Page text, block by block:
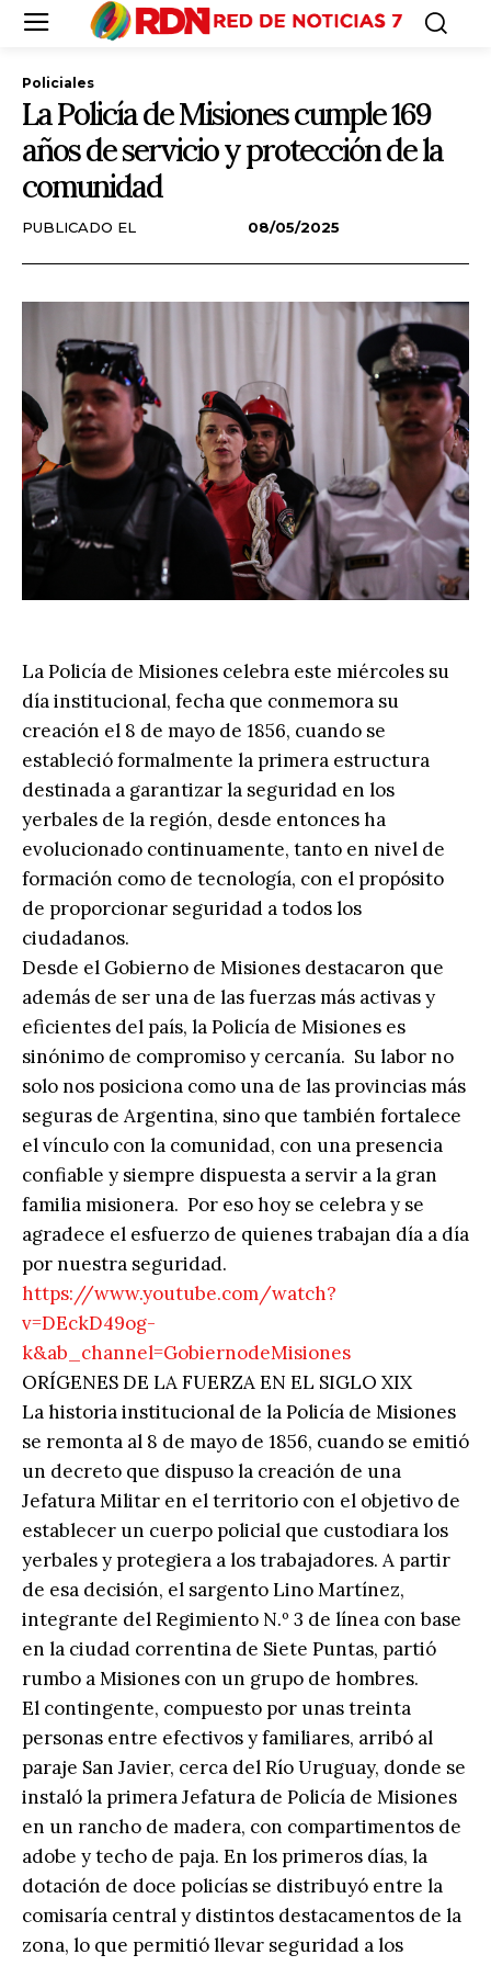
Policiales
La Policía de Misiones cumple 169
años de servicio y protección de la
comunidad
PUBLICADO EL 08/05/2025
La Policía de Misiones celebra este miércoles su
día institucional, fecha que conmemora su
creación el 8 de mayo de 1856, cuando se
estableció formalmente la primera estructura
destinada a garantizar la seguridad en los
yerbales de la región, desde entonces ha
evolucionado continuamente, tanto en nivel de
formación como de tecnología, con el propósito
de proporcionar seguridad a todos los
ciudadanos.
Desde el Gobierno de Misiones destacaron que
además de ser una de las fuerzas más activas y
eficientes del país, la Policía de Misiones es
sinónimo de compromiso y cercanía. Su labor no
solo nos posiciona como una de las provincias más
seguras de Argentina, sino que también fortalece
el vínculo con la comunidad, con una presencia
confiable y siempre dispuesta a servir a la gran
familia misionera. Por eso hoy se celebra y se
agradece el esfuerzo de quienes trabajan día a día
por nuestra seguridad.
https://www.youtube.com/watch?
v=DEckD49og-
k&ab_channel=GobiernodeMisiones
ORÍGENES DE LA FUERZA EN EL SIGLO XIX
La historia institucional de la Policía de Misiones
se remonta al 8 de mayo de 1856, cuando se emitió
un decreto que dispuso la creación de una
Jefatura Militar en el territorio con el objetivo de
establecer un cuerpo policial que custodiara los
yerbales y protegiera a los trabajadores. A partir
de esa decisión, el sargento Lino Martínez,
integrante del Regimiento N.º 3 de línea con base
en la ciudad correntina de Siete Puntas, partió
rumbo a Misiones con un grupo de hombres.
El contingente, compuesto por unas treinta
personas entre efectivos y familiares, arribó al
paraje San Javier, cerca del Río Uruguay, donde se
instaló la primera Jefatura de Policía de Misiones
en un rancho de madera, con compartimentos de
adobe y techo de paja. En los primeros días, la
dotación de doce policías se distribuyó entre la
comisaría central y distintos destacamentos de la
zona, lo que permitió llevar seguridad a los